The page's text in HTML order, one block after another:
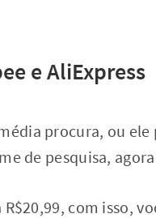
e AliExpress
procura, ou ele
de pesquisa,
com isso,